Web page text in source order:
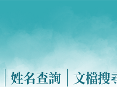
姓名查詢 文檔搜